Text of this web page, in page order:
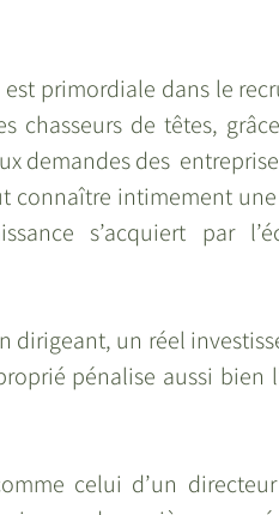
primordiale dans le
chasseurs de têtes,
des
connaître intimement
s’acquiert par
dirigeant, un réel
pénalise aussi bien
celui d’un